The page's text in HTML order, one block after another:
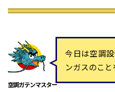
空調ガテンマスター
今日は空調
ンガスのこと